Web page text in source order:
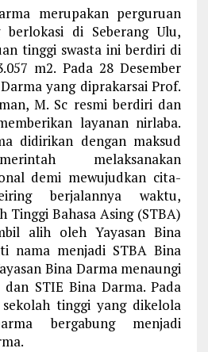
merupakan perguruan
di Seberang Ulu,
tinggi swasta ini berdiri di
m2. Pada 28 Desember
yang diprakarsai Prof.
M. Sc resmi berdiri dan
layanan nirlaba.
didirikan dengan maksud
melaksanakan
demi mewujudkan cita-
berjalannya waktu,
Tinggi Bahasa Asing (STBA)
alih oleh Yayasan Bina
nama menjadi STBA Bina
Bina Darma menaungi
STIE Bina Darma. Pada
tinggi yang dikelola
bergabung menjadi